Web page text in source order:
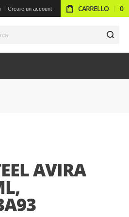
Creare un account CARRELLO 0
AVIRA